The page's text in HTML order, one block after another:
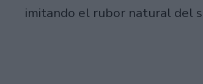
imitando el rubor natural del